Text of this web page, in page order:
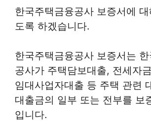
한국주택금융공사 보증서에
도록 하겠습니다.
한국주택금융공사 보증서는
공사가 주택담보대출, 전세자
임대사업자대출 등 주택 관련
대출금의 일부 또는 전부를 보
입니다.